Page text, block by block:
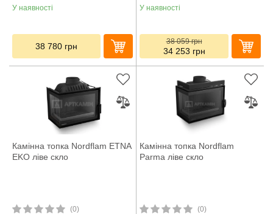
У наявності
38 780 грн
У наявності
38 059грн
34 253 грн
Камінна топка Nordflam ETNA
EKO ліве скло
(0)
Камінна топка Nordflam
Parma ліве скло
(0)